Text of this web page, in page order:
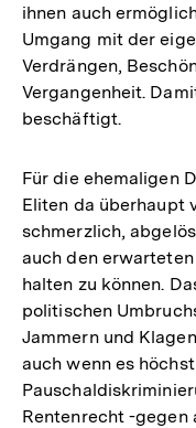
ihnen auch
Umgang mit der
Verdrängen,
Vergangenheit.
beschäftigt.
Für die ehemaligen
Eliten da überhaupt
schmerzlich,
auch den
halten zu können.
politischen
Jammern und
auch wenn es
Rentenrecht -gegen